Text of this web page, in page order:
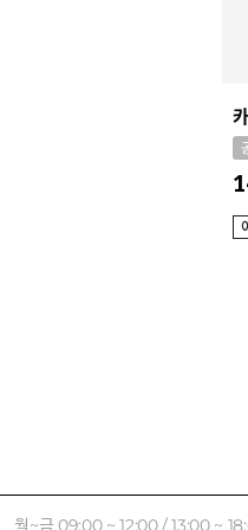
월~금 09:00 ~ 12:00 / 13:00 ~